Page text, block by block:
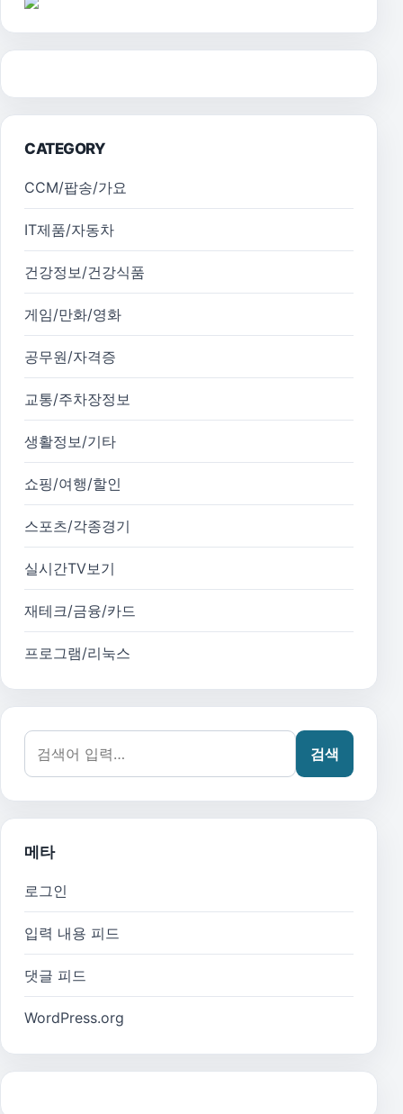
CATEGORY
CCM/팝송/가요
IT제품/자동차
건강정보/건강식품
게임/만화/영화
공무원/자격증
교통/주차장정보
생활정보/기타
쇼핑/여행/할인
스포츠/각종경기
실시간TV보기
재테크/금융/카드
프로그램/리눅스
검색어:
검색
메타
로그인
입력 내용 피드
댓글 피드
WordPress.org